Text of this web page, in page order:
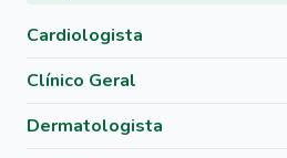
Cardiologista
Clínico Geral
Dermatologista